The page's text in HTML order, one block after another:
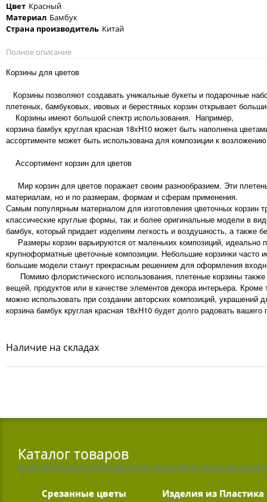
Цвет Красный
Материал Бамбук
Страна производитель Китай
Полное описание
Корзины для цветов
Корзины позволяют создавать уникальные букеты и подарочные
плетеных, бамбуковых, ивовых и берестяных корзин открывает
Корзины имеют большой спектр использования. Например,
корзина бамбук круглая красная 18хH10 может быть наполнена
ассортименте может быть использована для композиции к
Ассортимент корзин для цветов
Мир корзин для цветов поражает своим разнообразием. Эти
материалам, но и по размерам, формам и сферам применения.
Самым популярным материалом для изготовления цветочных корзин
классические круглые формы, так и более оригинальные модели в
бамбук, который придает изделиям легкость и воздушность, а также
Размеры корзин варьируются от маленьких композиций,
крупноформатные цветочные композиции. Небольшие корзинки
большие модели станут прекрасным решением для оформления
Помимо флористического использования, плетеные корзины
вещей, продуктов или в качестве элементов декора интерьера.
можно использовать при создании авторских композиций,
корзина бамбук круглая красная 18хH10 будет долго радовать
Наличие на складах
Каталог товаров
Срезанные цветы Изделия из Пластика